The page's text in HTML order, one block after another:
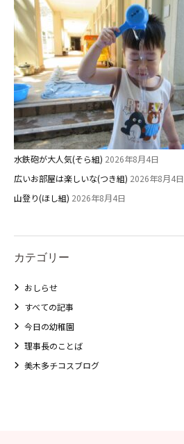
水鉄砲が大人気(そら組) 2026年8月4日
広いお部屋は楽しいな(つき組) 2026年8月4日
山登り(ほし組) 2026年8月4日
カテゴリー
おしらせ
すべての記事
今日の幼稚園
理事長のことば
美木多チコスブログ
学校法⼈鴨⾕学園 鳳幼稚園
学校法⼈諏訪森学園 諏訪森幼稚
園
⼤阪府私⽴幼稚園連盟
社会福祉法人野田福祉会